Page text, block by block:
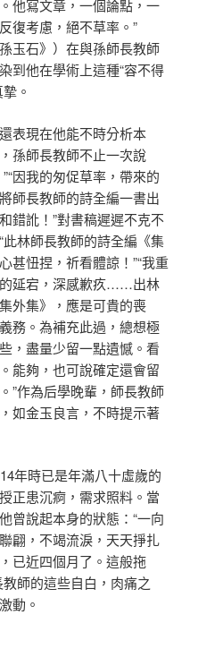
他寫文章，一個論點，一
復考慮，絕不草率。”
玉石》）在與孫師長教師
到他在學術上這種“容不得
。
表現在他能不時分析本
孫師長教師不止一次說
因我的匆促草率，帶來的
師長教師的詩全編一書出
錯訛！”對書稿遲遲不克不
林師長教師的詩全編《集
甚忸捏，祈看體諒！”“我重
延宕，深感歉疚……出林
外集》，應是可貴的喪
務。為補充此過，總想極
，盡量少留一點遺憾。看
能夠，也可說確定還會留
”作為后學晚輩，師長教師
如金玉良言，不時提示著
年時已是年滿八十虛歲的
正患沉痾，需求照料。當
曾說起本身的狀態：“一向
翩，不竭流淚，天天掙扎
已近四個月了。這般拖
師的這些自白，肉痛之
動。